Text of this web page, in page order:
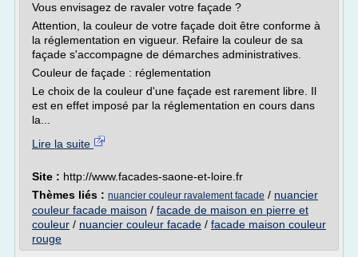
Vous envisagez de ravaler votre façade ?
Attention, la couleur de votre façade doit être conforme à
la réglementation en vigueur. Refaire la couleur de sa
façade s'accompagne de démarches administratives.
Couleur de façade : réglementation
Le choix de la couleur d'une façade est rarement libre. Il
est en effet imposé par la réglementation en cours dans
la...
Lire la suite
Site : http://www.facades-saone-et-loire.fr
Thèmes liés : nuancier couleur ravalement facade / nuancier
couleur facade maison / facade de maison en pierre et
couleur / nuancier couleur facade / facade maison couleur
rouge